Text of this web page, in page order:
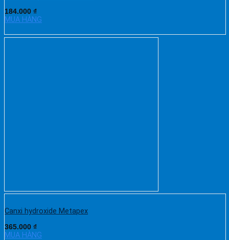
184.000 ₫
MUA HÀNG
Canxi hydroxide Metapex
365.000 ₫
MUA HÀNG